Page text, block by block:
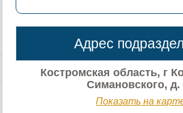
Адрес
Костромская область, г
Симановского, д.
Показать на